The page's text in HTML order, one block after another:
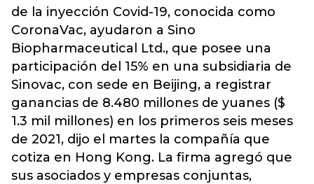
de la inyección Covid-19, conocida como
CoronaVac, ayudaron a Sino
Biopharmaceutical Ltd., que posee una
participación del 15% en una subsidiaria de
Sinovac, con sede en Beijing, a registrar
ganancias de 8.480 millones de yuanes ($
1.3 mil millones) en los primeros seis meses
de 2021, dijo el martes la compañía que
cotiza en Hong Kong. La firma agregó que
sus asociados y empresas conjuntas,